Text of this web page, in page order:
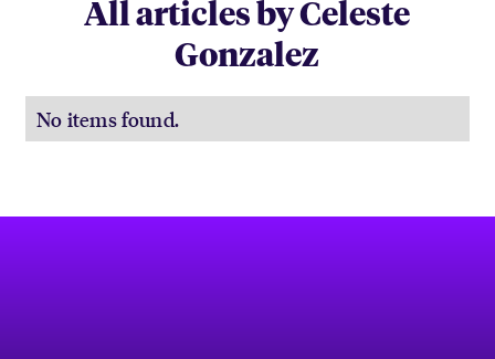
All articles by Celeste
Gonzalez
No items found.